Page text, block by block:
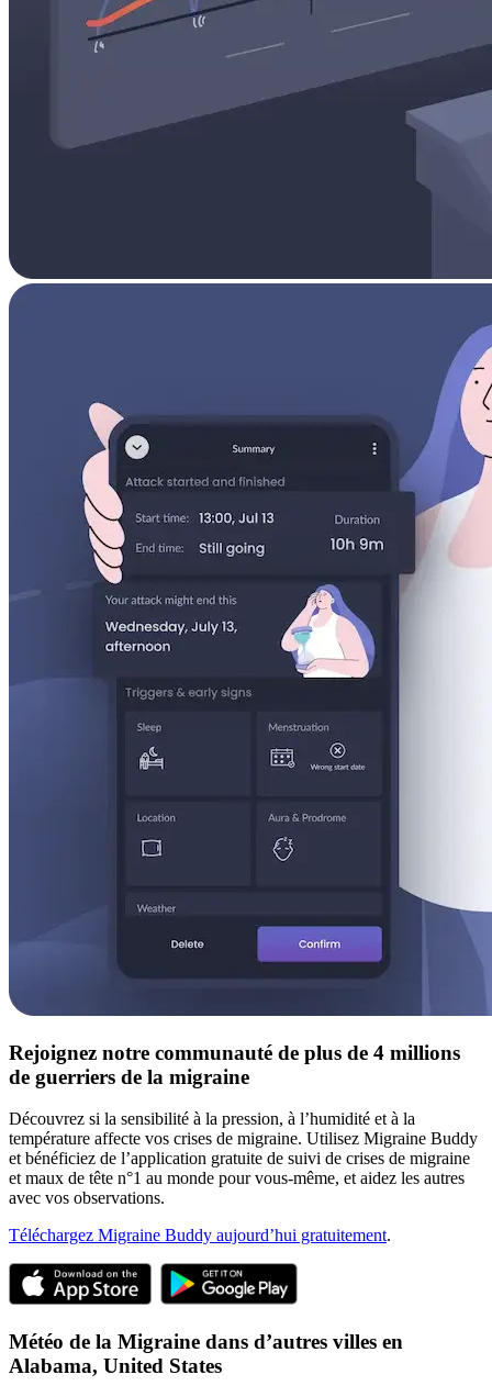
Rejoignez notre communauté de plus de 4 millions
de guerriers de la migraine
Découvrez si la sensibilité à la pression, à l’humidité et à la
température affecte vos crises de migraine. Utilisez Migraine Buddy
et bénéficiez de l’application gratuite de suivi de crises de migraine
et maux de tête n°1 au monde pour vous-même, et aidez les autres
avec vos observations.
Téléchargez Migraine Buddy aujourd’hui gratuitement.
Météo de la Migraine dans d’autres villes en
Alabama, United States